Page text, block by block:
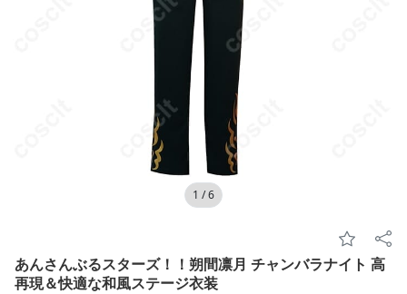
1 /6
あんさんぶるスターズ！！朔間凛月 チャンバラナイト 高
再現＆快適な和風ステージ衣装